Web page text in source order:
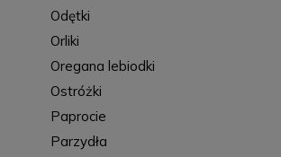
Odętki
Orliki
Oregana lebiodki
Ostróżki
Paprocie
Parzydła